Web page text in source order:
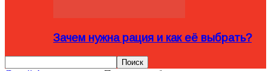
Зачем нужна рация и как её выбрать?